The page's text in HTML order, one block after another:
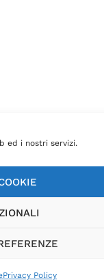
ed i nostri servizi.
Privacy Policy